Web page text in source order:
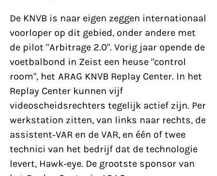
De KNVB is naar eigen zeggen internationaal
voorloper op dit gebied, onder andere met
de pilot "Arbitrage 2.0". Vorig jaar opende de
voetbalbond in Zeist een heuse "control
room", het ARAG KNVB Replay Center. In het
Replay Center kunnen vijf
videoscheidsrechters tegelijk actief zijn. Per
werkstation zitten, van links naar rechts, de
assistent-VAR en de VAR, en één of twee
technici van het bedrijf dat de technologie
levert, Hawk-eye. De grootste sponsor van